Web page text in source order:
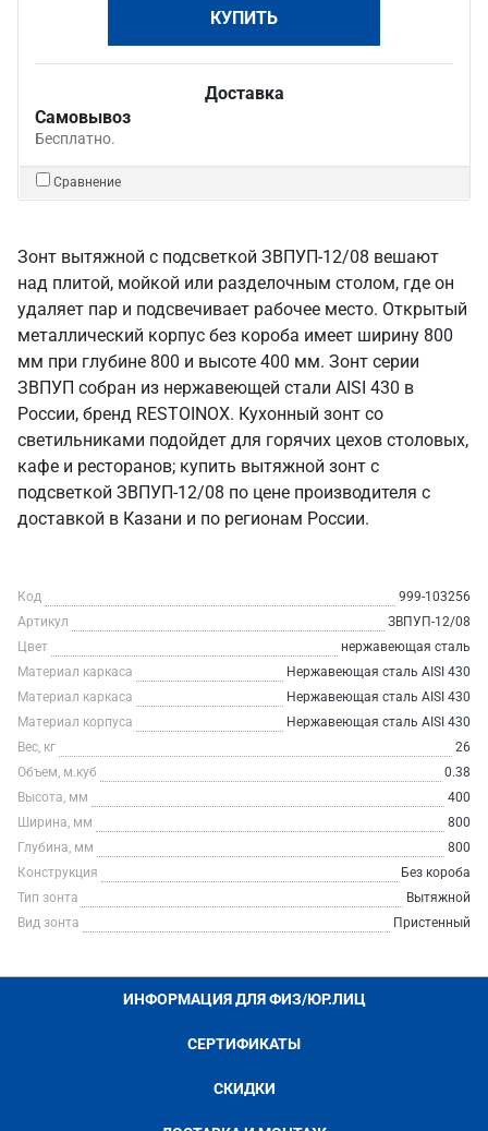
КУПИТЬ
Доставка
Самовывоз
Бесплатно.
Сравнение
Зонт вытяжной с подсветкой ЗВПУП-12/08 вешают
над плитой, мойкой или разделочным столом, где он
удаляет пар и подсвечивает рабочее место. Открытый
металлический корпус без короба имеет ширину 800
мм при глубине 800 и высоте 400 мм. Зонт серии
ЗВПУП собран из нержавеющей стали AISI 430 в
России, бренд RESTOINOX. Кухонный зонт со
светильниками подойдет для горячих цехов столовых,
кафе и ресторанов; купить вытяжной зонт с
подсветкой ЗВПУП-12/08 по цене производителя с
доставкой в Казани и по регионам России.
Код
999-103256
Артикул
ЗВПУП-12/08
Цвет
нержавеющая сталь
Материал каркаса
Нержавеющая сталь AISI 430
Материал каркаса
Нержавеющая сталь AISI 430
Материал корпуса
Нержавеющая сталь AISI 430
Вес, кг
26
Объем, м.куб
0.38
Высота, мм
400
Ширина, мм
800
Глубина, мм
800
Конструкция
Без короба
Тип зонта
Вытяжной
Вид зонта
Пристенный
ИНФОРМАЦИЯ ДЛЯ ФИЗ/ЮР.ЛИЦ
СЕРТИФИКАТЫ
СКИДКИ